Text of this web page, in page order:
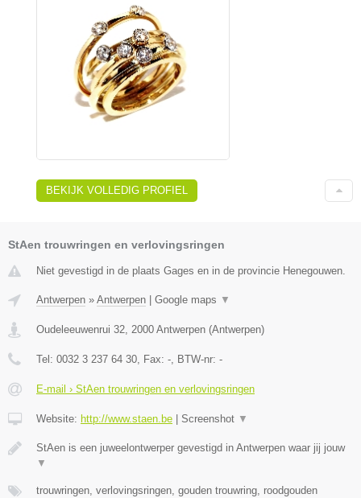
BEKIJK VOLLEDIG PROFIEL
StAen trouwringen en verlovingsringen
Niet gevestigd in de plaats Gages en in de provincie Henegouwen.
Antwerpen » Antwerpen Google maps ▼
Oudeleeuwenrui 32, 2000 Antwerpen (Antwerpen)
Tel: 0032 3 237 64 30, Fax: -, BTW-nr: -
E-mail › StAen trouwringen en verlovingsringen
Website: http://www.staen.be Screenshot ▼
StAen is een juweelontwerper gevestigd in Antwerpen waar jij jouw
▼
trouwringen, verlovingsringen, gouden trouwring, roodgouden